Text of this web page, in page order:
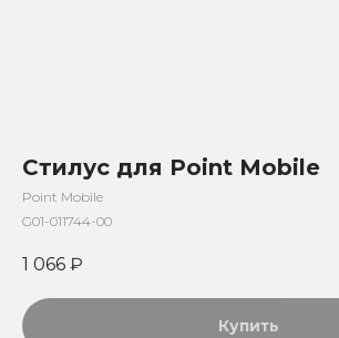
Стилус для Point Mobile
Point Mobile
G01-011744-00
1 066 ₽
Купить